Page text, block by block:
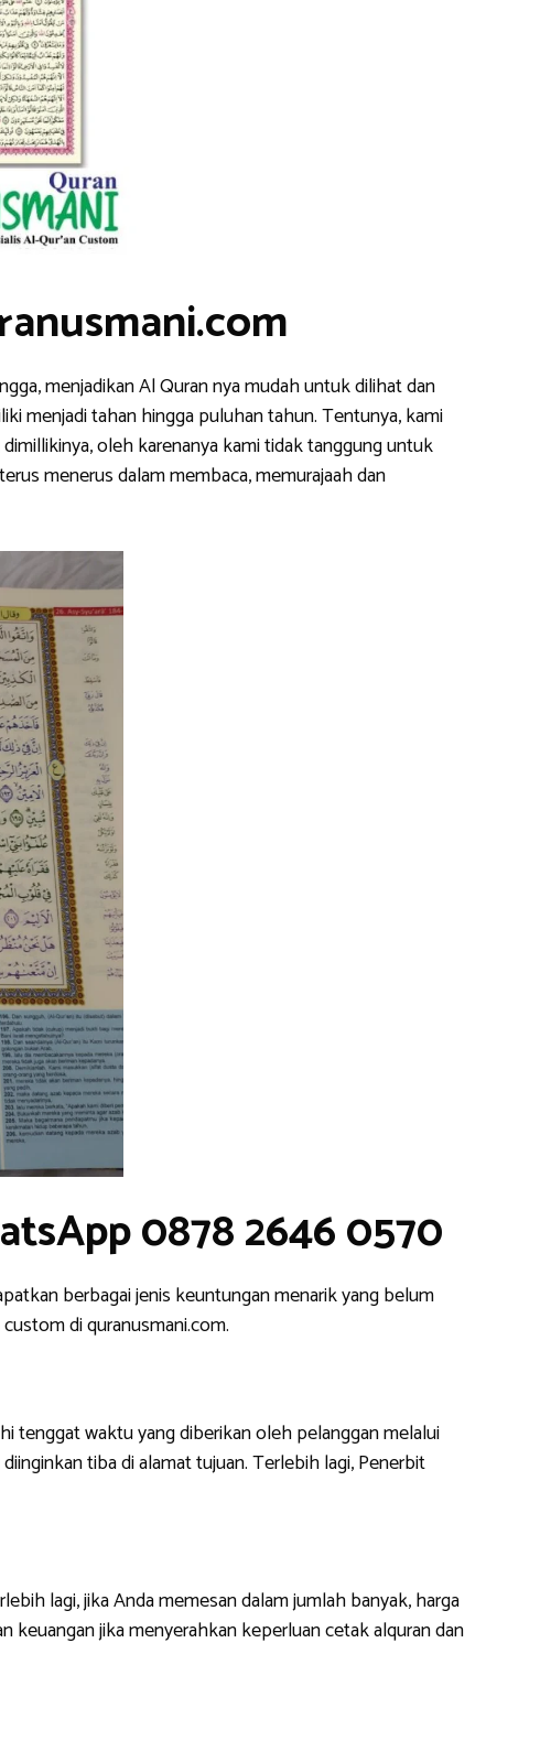
menjadikan Al Quran nya mudah untuk dilihat dan
menjadi tahan hingga puluhan tahun. Tentunya, kami
oleh karenanya kami tidak tanggung untuk
menerus dalam membaca, memurajaah dan
0878 2646 0570
berbagai jenis keuntungan menarik yang belum
di quranusmani.com.
tenggat waktu yang diberikan oleh pelanggan melalui
tiba di alamat tujuan. Terlebih lagi, Penerbit
lagi, jika Anda memesan dalam jumlah banyak, harga
jika menyerahkan keperluan cetak alquran dan